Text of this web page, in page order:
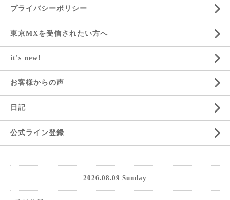
プライバシーポリシー
東京MXを受信されたい方へ
it's new!
お客様からの声
日記
公式ライン登録
2026.08.09 Sunday